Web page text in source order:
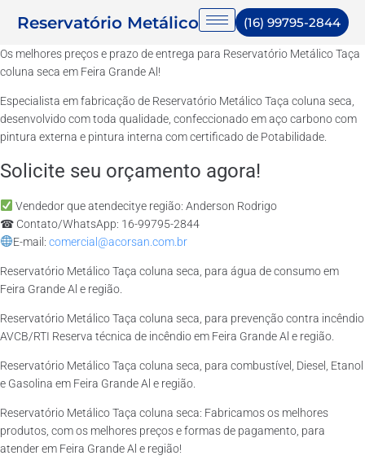
Reservatório Metálico (16) 99795-2844
Os melhores preços e prazo de entrega para Reservatório Metálico Taça
coluna seca em Feira Grande Al!
Especialista em fabricação de Reservatório Metálico Taça coluna seca,
desenvolvido com toda qualidade, confeccionado em aço carbono com
pintura externa e pintura interna com certificado de Potabilidade.
Solicite seu orçamento agora!
Vendedor que atendecitye região: Anderson Rodrigo
☎ Contato/WhatsApp: 16-99795-2844
E-mail: comercial@acorsan.com.br
Reservatório Metálico Taça coluna seca, para água de consumo em
Feira Grande Al e região.
Reservatório Metálico Taça coluna seca, para prevenção contra incêndio
AVCB/RTI Reserva técnica de incêndio em Feira Grande Al e região.
Reservatório Metálico Taça coluna seca, para combustível, Diesel, Etanol
e Gasolina em Feira Grande Al e região.
Reservatório Metálico Taça coluna seca: Fabricamos os melhores
produtos, com os melhores preços e formas de pagamento, para
atender em Feira Grande Al e região!